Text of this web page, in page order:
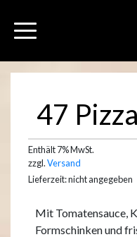
47
Enthält 7% MwSt.
zzgl.Versand
Lieferzeit: nicht angegeben
Mit Tomatensauce,
Formschinken und